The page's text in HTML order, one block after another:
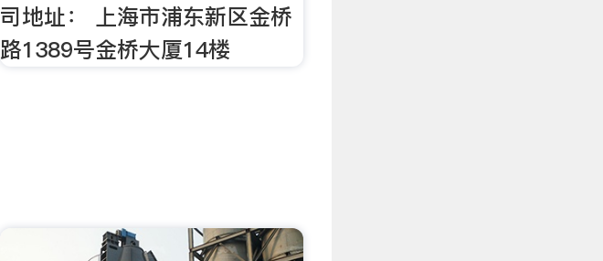
司地址： 上海市浦东新区金桥
路1389号金桥大厦14楼